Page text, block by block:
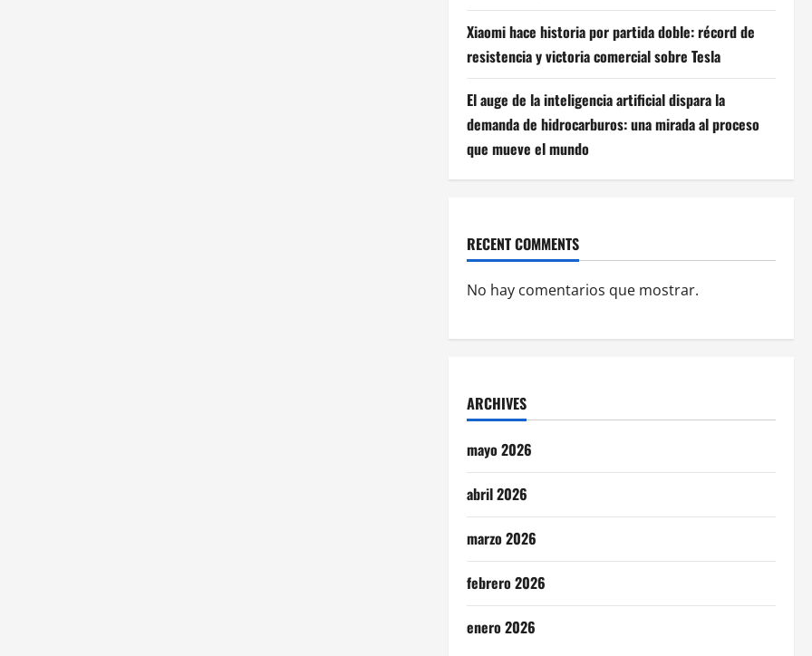
Xiaomi hace historia por partida doble: récord de
resistencia y victoria comercial sobre Tesla
El auge de la inteligencia artificial dispara la
demanda de hidrocarburos: una mirada al proceso
que mueve el mundo
RECENT COMMENTS
No hay comentarios que mostrar.
ARCHIVES
mayo 2026
abril 2026
marzo 2026
febrero 2026
enero 2026